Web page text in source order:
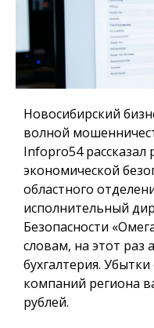
Новосибирский
волной
Infopro54
экономической
областного
исполнительный
Безопасности
словам, на этот раз
бухгалтерия.
компаний региона
рублей.